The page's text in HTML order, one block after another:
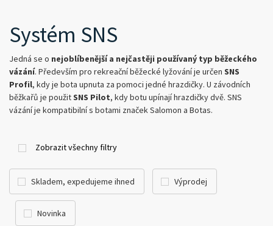
Systém SNS
Jedná se o nejoblíbenější a nejčastěji používaný typ běžeckého
vázání. Především pro rekreační běžecké lyžování je určen SNS
Profil, kdy je bota upnuta za pomoci jedné hrazdičky. U závodních
běžkařů je použitSNS Pilot, kdy botu upínají hrazdičky dvě. SNS
vázání je kompatibilní s botami značek Salomon a Botas.
Zobrazit všechny filtry
Skladem, expedujeme ihned Výprodej
Novinka